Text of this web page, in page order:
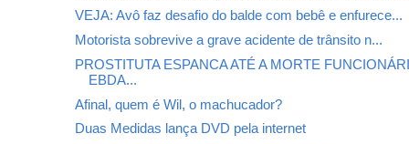
VEJA: Avô faz desafio do balde com bebê e enfurece...
Motorista sobrevive a grave acidente de trânsito n...
PROSTITUTA ESPANCA ATÉ A MORTE
EBDA...
Afinal, quem é Wil, o machucador?
Duas Medidas lança DVD pela internet